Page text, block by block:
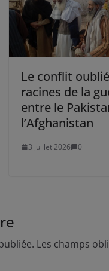
Le conflit
racines de la
entre le
l’Afghanistan
3 juillet 2026 0
Les champs